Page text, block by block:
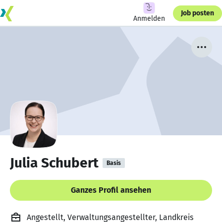
Anmelden
Job posten
Julia Schubert Basis
Ganzes Profil ansehen
Angestellt, Verwaltungsangestellter, Landkreis